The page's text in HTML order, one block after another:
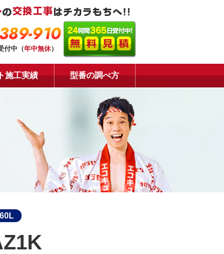
910
付中（年中無休）
施工実績 型番の調べ方